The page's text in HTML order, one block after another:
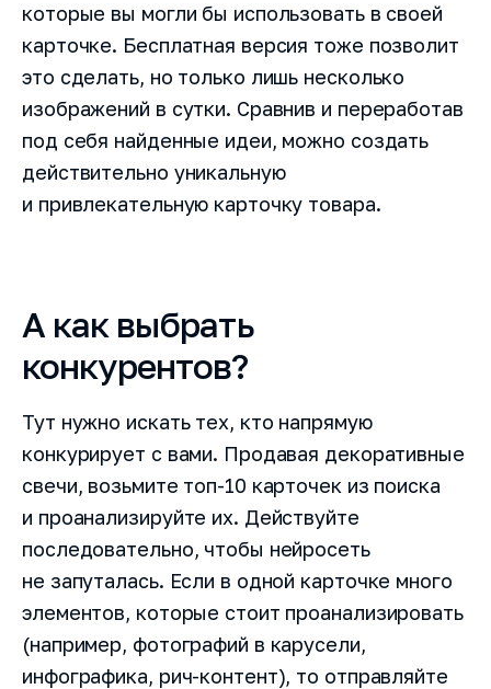
которые вы могли бы использовать в своей
карточке. Бесплатная версия тоже позволит
это сделать, но только лишь несколько
изображений в сутки. Сравнив и переработав
под себя найденные идеи, можно создать
действительно уникальную
и привлекательную карточку товара.
А как выбрать
конкурентов?
Тут нужно искать тех, кто напрямую
конкурирует с вами. Продавая декоративные
свечи, возьмите топ-10 карточек из поиска
и проанализируйте их. Действуйте
последовательно, чтобы нейросеть
не запуталась. Если в одной карточке много
элементов, которые стоит проанализировать
(например, фотографий в карусели,
инфографика, рич-контент), то отправляйте